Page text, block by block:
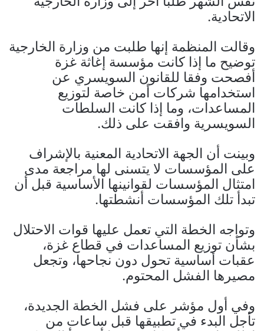
الاتحادية.
وقالت المنظمة إنها طلبت من وزارة الخارجية
توضيح ما إذا كانت مؤسسة إغاثة غزة
أفصحت وفقا للقانون السويسري عن
استخدامها شركات أمن خاصة لتوزيع
المساعدات، وما إذا كانت السلطات
السويسرية وافقت على ذلك.
وبينت أن الجهة الاتحادية المعنية بالإشراف
على المؤسسات لا يتسنى لها مراجعة مدى
امتثال المؤسسات لقوانينها الأساسية قبل أن
تبدأ تلك المؤسسات أنشطتها.
وتواجه الخطة التي تعمل عليها قوات الاحتلال
بشأن توزيع المساعدات في قطاع غزة،
عقبات أساسية تحول دون نجاحها، وتجعل
مصيرها الفشل المحتوم.
وفي أول مؤشر على فشل الخطة الجديدة،
تأجل البدء في تطبيقها قبل ساعات من